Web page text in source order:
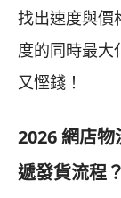
找出速度與價
度的同時最大
又慳錢！
2026 網店
遞發貨流程？